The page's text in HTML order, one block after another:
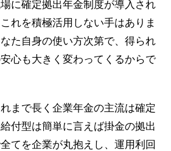
に確定拠出年金制度が導入され
れを積極活用しない手はありま
た自身の使い方次第で、得られ
心も大きく変わってくるからで
まで長く企業年金の主流は確定
付型は簡単に言えば掛金の拠出
てを企業が丸抱えし、運用利回